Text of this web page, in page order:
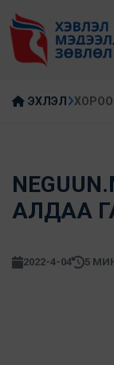
ЭХЛЭЛ
АЛДАА
2022-4-04 5